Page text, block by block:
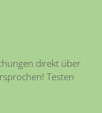
direkt über
Testen